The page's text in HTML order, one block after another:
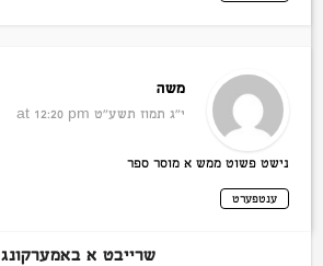
משה
י״ג תמוז תשע״ט
נישט פשוט ממש א מוסר ספר
ענטפערט
שרייבט א באמערקונג